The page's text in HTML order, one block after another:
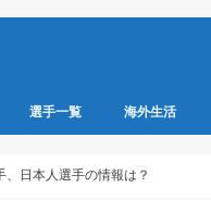
選手一覧 海外生活
、日本人選手の情報は？